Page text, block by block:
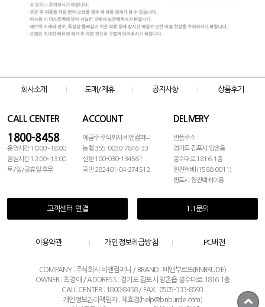
회사소개 도매/제휴 공지사항 상품후기
CALL CENTER
1800-8458
운영시간 10:00~18:00
점심시간 12:00~13:00
토/일/공휴일 휴무
ACCOUNT
예금주:주식회사 비앤컴퍼니
농협 355-0030-7846-33
신한 100-030-134561
국민 282401-04-274512
DELIVERY
반품주소 :
경기도 김포시 양촌읍
봉수대로 1816, 1층
한진택배 (1588-0011)
반드시 한진택배이용
고객센터 연결 1:1문의
이용약관 개인정보취급방침 PC버전
COMPANY : 주식회사 비앤컴퍼니 / BRAND : 비앤부르뜨(BNBRUDE)
OWNER : 최경애 / ADDRESS : 경기도 김포시 양촌읍 봉수대로 1816 1층
CALL CENTER : 1800-8458 / FAX : 0505-333-8593
개인정보관리책임자 : 채효경(help@bnburde.com)